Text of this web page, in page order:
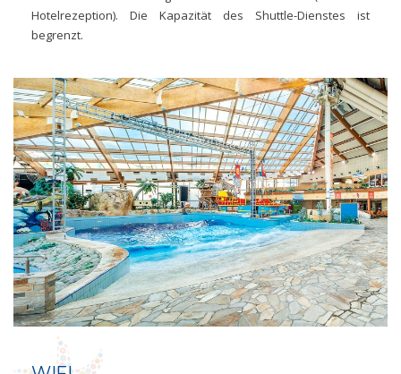
Hotelrezeption). Die Kapazität des Shuttle-Dienstes ist
begrenzt.